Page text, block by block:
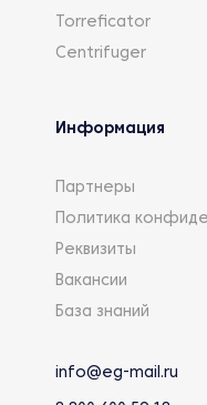
Torreficator
Centrifuger
Информация
Партнеры
Политика
Реквизиты
Вакансии
База знаний
info@eg-mail.ru